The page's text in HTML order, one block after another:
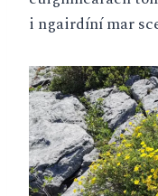
i ngairdíní mar